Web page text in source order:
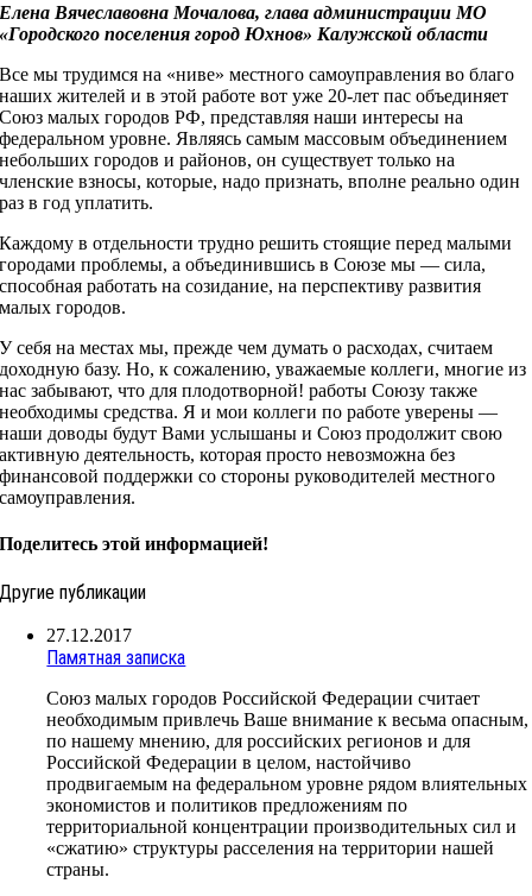
Елена Вячеславовна Мочалова, глава администрации МО
«Городского поселения город Юхнов» Калужской области
Все мы трудимся на «ниве» местного самоуправления во благо
наших жителей и в этой работе вот уже 20-лет пас объединяет
Союз малых городов РФ, представляя наши интересы на
федеральном уровне. Являясь самым массовым объединением
небольших городов и районов, он существует только на
членские взносы, которые, надо признать, вполне реально один
раз в год уплатить.
Каждому в отдельности трудно решить стоящие перед малыми
городами проблемы, а объединившись в Союзе мы — сила,
способная работать на созидание, на перспективу развития
малых городов.
У себя на местах мы, прежде чем думать о расходах, считаем
доходную базу. Но, к сожалению, уважаемые коллеги, многие из
нас забывают, что для плодотворной! работы Союзу также
необходимы средства. Я и мои коллеги по работе уверены —
наши доводы будут Вами услышаны и Союз продолжит свою
активную деятельность, которая просто невозможна без
финансовой поддержки со стороны руководителей местного
самоуправления.
Поделитесь этой информацией!
Другие публикации
27.12.2017
Памятная записка
Союз малых городов Российской Федерации считает
необходимым привлечь Ваше внимание к весьма опасным,
по нашему мнению, для российских регионов и для
Российской Федерации в целом, настойчиво
продвигаемым на федеральном уровне рядом влиятельных
экономистов и политиков предложениям по
территориальной концентрации производительных сил и
«сжатию» структуры расселения на территории нашей
страны.